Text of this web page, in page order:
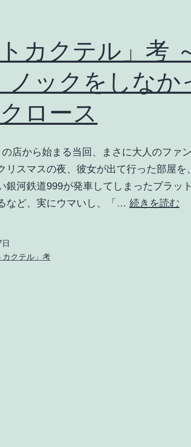
トカクテル」考
ノックをしなか
ロース
店から始まる当回、まさに大人のファ
リスマスの夜、彼女が出て行った部屋を
銀河鉄道999が発車してしまったプラッ
など、実にウマいし、「… 続きを読む
カクテル」考